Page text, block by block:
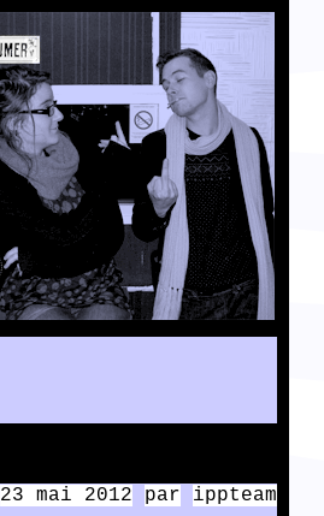
23 mai 2012 par
ippteam